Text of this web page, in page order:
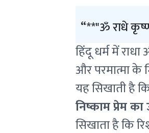
**"ॐ राधे
हिंदू धर्म में
और परमात्मा के
यह सिखाती है
निष्काम प्रेम
सिखाता है कि